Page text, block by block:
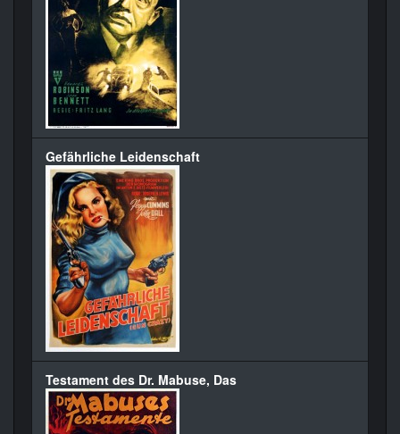
Gefährliche Leidenschaft
Testament des Dr. Mabuse, Das